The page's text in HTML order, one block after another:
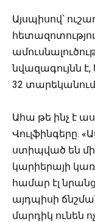
Այսպիսով՝
նվազագույնն
32
Ահա թե ինչ է
Վուլֆինգերը.
ստիպված են
կարիերայի
համար էլ
այդպիսի
մարդիկ ունեն